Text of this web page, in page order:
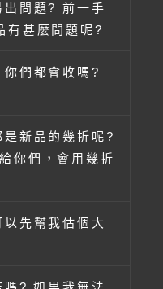
問題? 前一手
有甚麼問題呢?
們都會收嗎?
新品的幾折呢?
你們，會用幾折
先幫我估個大